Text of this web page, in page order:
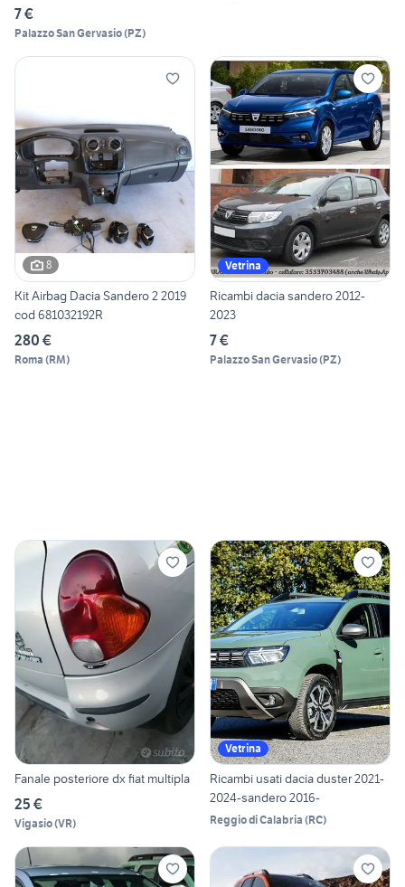
7 €
Palazzo San Gervasio(PZ)
8
Kit Airbag Dacia Sandero 2 2019
cod 681032192R
280 €
Roma (RM)
Vetrina
Ricambi dacia sandero 2012-
2023
7 €
Palazzo San Gervasio(PZ)
Fanale posteriore dx fiat multipla
25 €
Vigasio(VR)
Vetrina
Ricambi usati dacia duster 2021-
2024-sandero 2016-
Reggio di Calabria (RC)